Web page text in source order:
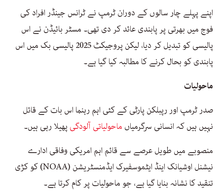
اپنے پہلے چار سالوں کے دوران ٹرمپ نے ٹرانس جینڈر افراد کی
فوج میں بھرتی پر پابندی عائد کر دی تھی۔ مسٹر بائیڈن نے اس
پالیسی کو تبدیل کر دیا، لیکن پروجیکٹ 2025 پالیسی بک میں اس
پابندی کو بحال کرنے کا مطالبہ کیا گیا ہے۔
ماحولیات
صدر ٹرمپ اور رپبلکن پارٹی کے کئی اہم رہنما اس بات کے قائل
نہیں ہیں کہ انسانی سرگرمیاں ماحولیاتی آلودگی پھیلا رہی ہیں۔
منصوبے میں طویل عرصے سے قائم اہم امریکی وفاقی ادارے
نیشنل اوشیانک اینڈ ایٹموسفیرک ایڈمنسٹریشن (NOAA) کو کڑی
تنقید کا نشانہ بنایا گیا ہے، جو ماحولیات پر کام کرتا ہے۔